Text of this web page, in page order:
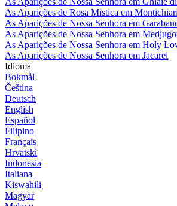
As Aparições de Rosa Mistica em
As Aparições de Nossa Senhora em
As Aparições de Nossa Senhora em
As Aparições de Nossa Senhora em Holy
As Aparições de Nossa Senhora em Jacarei
Idioma
Bokmål
Čeština
Deutsch
English
Español
Filipino
Français
Hrvatski
Indonesia
Italiana
Kiswahili
Magyar